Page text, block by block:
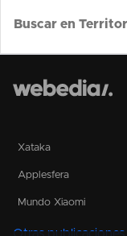
Xataka
Applesfera
Mundo Xiaomi
Otras